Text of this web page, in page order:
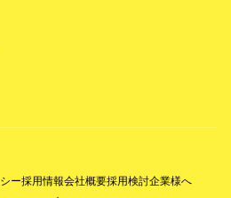
ー採用情報会社概要採用検討企業様へ